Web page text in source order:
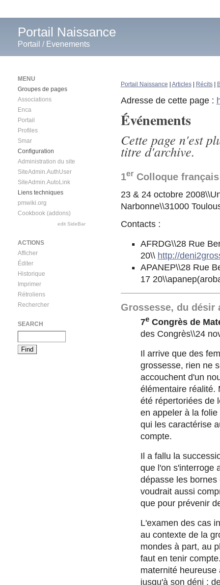
Portail Naissance
Portail / Evenements
Portail Naissance | Articles| Récits|
Adresse de cette page :
Événements
Cette page n'est
titre d'archive.
1er Colloque
23 & 24 octobre
Narbonne\\31000
Contacts :
AFRDG\\28 Rue
20\\ http://
APANEP\\28 Rue
17
Grossesse, du désir
7eCongrès de
des Congrès\\24
Il arrive que des
grossesse, rien ne
accouchent d'un
élémentaire réalité.
été répertoriées de
en appeler à la
qui les caractérise
compte.
Il a fallu la
que l'on s'interroge
dépasse les
voudrait aussi
que pour prévenir
L'examen des cas
au contexte de la
mondes à part, au
faut en tenir
maternité
jusqu'à son déni ;
MENU
Groupes de pages
Associations
Enca
Portail
Profiles
Smar
Configuration
Administration du site
SiteAdmin.AuthUser
SiteAdmin.AutoLink
Liens techniques
pmwiki.org
Cookbook (addons)
edit SideBar
ACTIONS
Afficher
Éditer
Historique
Imprimer
Rétroliens
Rechercher
SEARCH